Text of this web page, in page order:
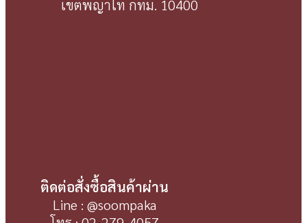
เขตพญาไท กทม. 10400
ติดต่อสั่งซื้อสินค้าผ่าน
Line : @soompaka